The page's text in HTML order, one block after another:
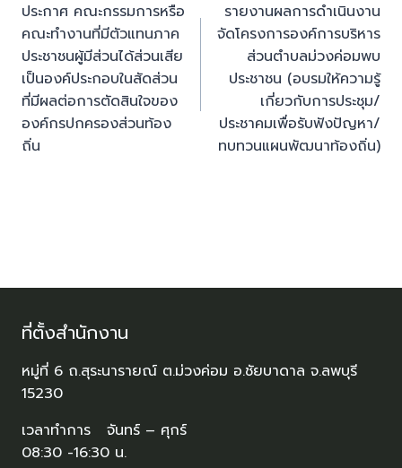
ประกาศ คณะกรรมการหรือ
คณะทํางานที่มีตัวแทนภาค
ประชาชนผู้มีส่วนได้ส่วนเสีย
เป็นองค์ประกอบในสัดส่วน
ที่มีผลต่อการตัดสินใจของ
องค์กรปกครองส่วนท้อง
ถิ่น
รายงานผลการดำเนินงาน
จัดโครงการองค์การบริหาร
ส่วนตำบลม่วงค่อมพบ
ประชาชน (อบรมให้ความรู้
เกี่ยวกับการประชุม/
ประชาคมเพื่อรับฟังปัญหา/
ทบทวนแผนพัฒนาท้องถิ่น)
ที่ตั้งสำนักงาน
หมู่ที่ 6 ถ.สุระนารายณ์ ต.ม่วงค่อม อ.ชัยบาดาล จ.ลพบุรี
15230
เวลาทำการ จันทร์ – ศุกร์
08:30 -16:30 น.